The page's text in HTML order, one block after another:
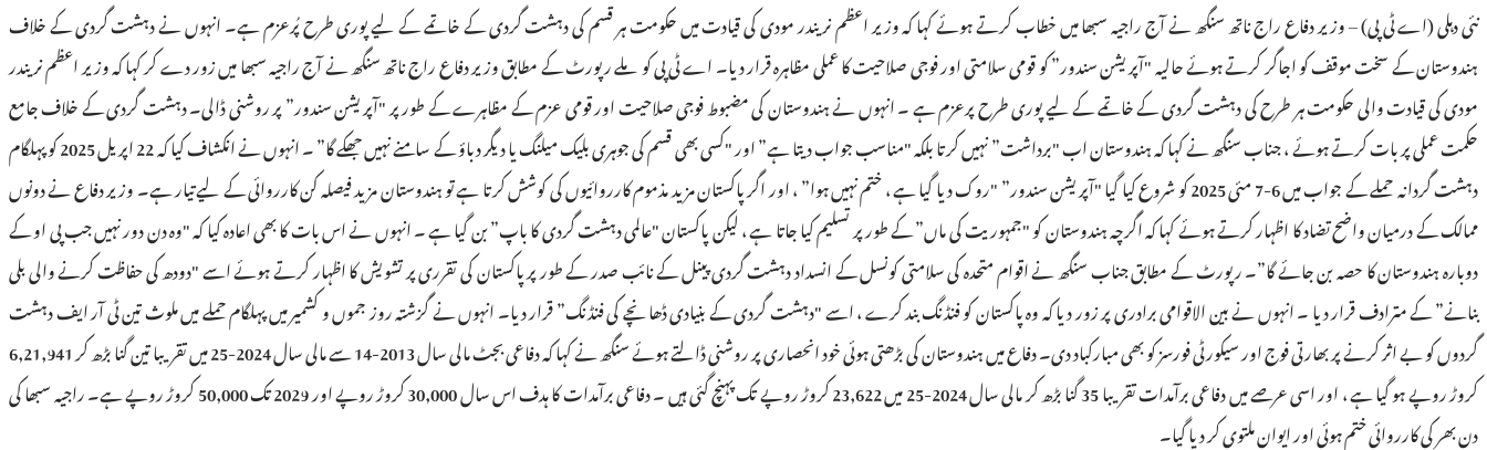
نئی دہلی (اے ٹی پی) – وزیر دفاع راج ناتھ سنگھ نے آج راجیہ سبھا میں خطاب کرتے ہوئے کہا کہ وزیر اعظم نریندر مودی کی قیادت میں حکومت ہر قسم کی دہشت گردی کے خاتمے کے لیے پوری طرح پُرعزم ہے۔ انہوں نے دہشت گردی کے خلاف
ہندوستان کے سخت موقف کو اجاگر کرتے ہوئے حالیہ "آپریشن سندور” کو قومی سلامتی اور فوجی صلاحیت کا عملی مظاہرہ قرار دیا۔ اے ٹی پی کو ملے رپورٹ کے مطابق وزیر دفاع راج ناتھ سنگھ نے آج راجیہ سبھا میں زور دے کر کہا کہ وزیر اعظم نریندر
مودی کی قیادت والی حکومت ہر طرح کی دہشت گردی کے خاتمے کے لیے پوری طرح پرعزم ہے ۔ انہوں نے ہندوستان کی مضبوط فوجی صلاحیت اور قومی عزم کے مظاہرے کے طور پر "آپریشن سندور” پر روشنی ڈالی۔ دہشت گردی کے خلاف جامع
حکمت عملی پر بات کرتے ہوئے ، جناب سنگھ نے کہا کہ ہندوستان اب "برداشت” نہیں کرتا بلکہ "مناسب جواب دیتا ہے” اور "کسی بھی قسم کی جوہری بلیک میلنگ یا دیگر دباؤ کے سامنے نہیں جھکے گا” ۔ انہوں نے انکشاف کیا کہ 22 اپریل 2025 کو پہلگام
دہشت گردانہ حملے کے جواب میں 6-7 مئی 2025 کو شروع کیا گیا "آپریشن سندور” "روک دیا گیا ہے ، ختم نہیں ہوا” ، اور اگر پاکستان مزید مذموم کارروائیوں کی کوشش کرتا ہے تو ہندوستان مزید فیصلہ کن کارروائی کے لیے تیار ہے۔ وزیر دفاع نے دونوں
ممالک کے درمیان واضح تضاد کا اظہار کرتے ہوئے کہا کہ اگرچہ ہندوستان کو "جمہوریت کی ماں” کے طور پر تسلیم کیا جاتا ہے ، لیکن پاکستان "عالمی دہشت گردی کا باپ” بن گیا ہے ۔ انہوں نے اس بات کا بھی اعادہ کیا کہ "وہ دن دور نہیں جب پی او کے
دوبارہ ہندوستان کا حصہ بن جائے گا”۔ رپورٹ کے مطابق جناب سنگھ نے اقوام متحدہ کی سلامتی کونسل کے انسداد دہشت گردی پینل کے نائب صدر کے طور پر پاکستان کی تقرری پر تشویش کا اظہار کرتے ہوئے اسے "دودھ کی حفاظت کرنے والی بلی
بنانے” کے مترادف قرار دیا ۔ انہوں نے بین الاقوامی برادری پر زور دیا کہ وہ پاکستان کو فنڈنگ بند کرے ، اسے "دہشت گردی کے بنیادی ڈھانچے کی فنڈنگ” قرار دیا۔ انہوں نے گزشتہ روز جموں و کشمیر میں پہلگام حملے میں ملوث تین ٹی آر ایف دہشت
گردوں کو بے اثر کرنے پر بھارتی فوج اور سیکورٹی فورسز کو بھی مبارکباد دی۔ دفاع میں ہندوستان کی بڑھتی ہوئی خود انحصاری پر روشنی ڈالتے ہوئے سنگھ نے کہا کہ دفاعی بجٹ مالی سال 2013-14 سے مالی سال 2024-25 میں تقریبا تین گنا بڑھ کر 6,21,941
کروڑ روپے ہو گیا ہے ، اور اسی عرصے میں دفاعی برآمدات تقریبا 35 گنا بڑھ کر مالی سال 2024-25 میں 23,622 کروڑ روپے تک پہنچ گئی ہیں ۔ دفاعی برآمدات کا ہدف اس سال 30,000 کروڑ روپے اور 2029 تک 50,000 کروڑ روپے ہے۔ راجیہ سبھا کی
دن بھر کی کارروائی ختم ہوئی اور ایوان ملتوی کر دیا گیا۔